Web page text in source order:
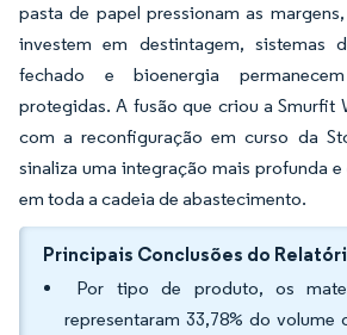
pasta de papel pressionam as
investem em destintagem, sistemas
fechado e bioenergia permanecem
protegidas. A fusão que criou a Smurfit
com a reconfiguração em curso da
sinaliza uma integração mais profunda
em toda a cadeia de abastecimento.
Principais Conclusões do
Por tipo de produto, os
representaram 33,78% do volume